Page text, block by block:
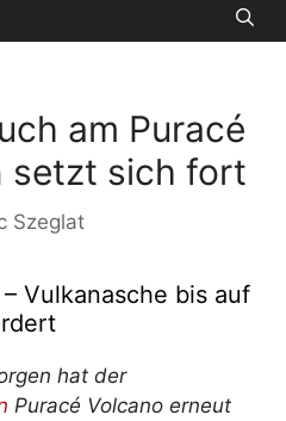
am Puracé
setzt sich fort
Szeglat
Vulkanasche bis auf
hat der
Puracé Volcano erneut